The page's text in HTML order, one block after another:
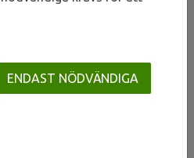
ENDAST NÖDVÄNDIGA